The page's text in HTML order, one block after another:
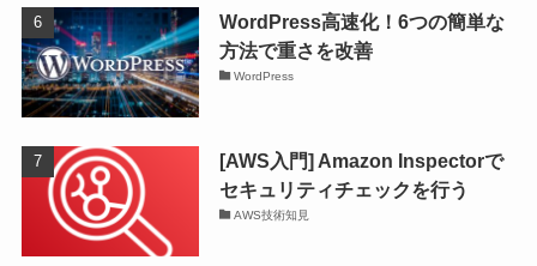
WordPress高速化！6つの簡単な
方法で重さを改善
WordPress
[AWS入門] Amazon Inspectorで
セキュリティチェックを行う
AWS技術知見